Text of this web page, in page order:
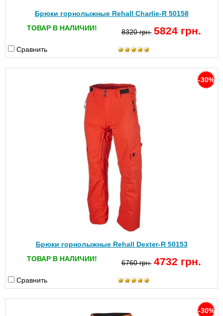
Брюки горнолыжные Rehall Charlie-R 50158
ТОВАР В НАЛИЧИИ!
8320 грн. 5824 грн.
Сравнить
-30%
Брюки горнолыжные Rehall Dexter-R 50153
ТОВАР В НАЛИЧИИ!
6760 грн. 4732 грн.
Сравнить
-30%